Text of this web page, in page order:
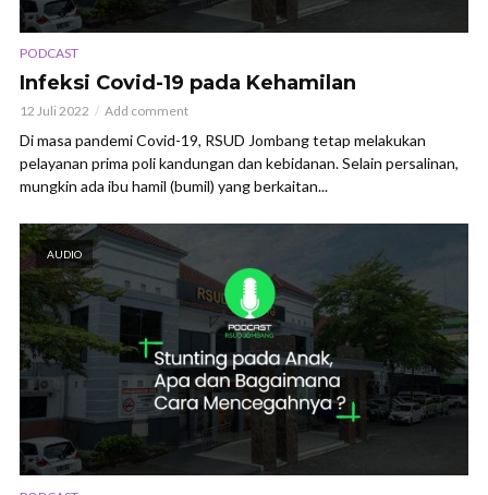
PODCAST
Infeksi Covid-19 pada Kehamilan
12 Juli 2022 Add comment
Di masa pandemi Covid-19, RSUD Jombang tetap melakukan
pelayanan prima poli kandungan dan kebidanan. Selain persalinan,
mungkin ada ibu hamil (bumil) yang berkaitan...
AUDIO